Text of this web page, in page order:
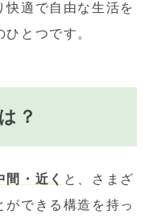
快適で自由な生活を
とつです。
？
間・近く と、さまざ
ができる構造を持っ